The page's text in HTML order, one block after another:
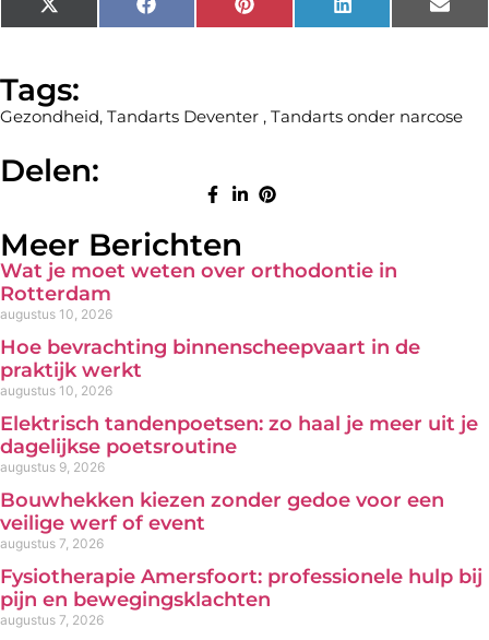
X
(Twitter)
Facebook Pinterest LinkedIn
Tags:
Gezondheid, Tandarts Deventer , Tandarts onder narcose
Delen:
Meer Berichten
Wat je moet weten over orthodontie in
Rotterdam
augustus 10, 2026
Hoe bevrachting binnenscheepvaart in de
praktijk werkt
augustus 10, 2026
Elektrisch tandenpoetsen: zo haal je meer uit je
dagelijkse poetsroutine
augustus 9, 2026
Bouwhekken kiezen zonder gedoe voor een
veilige werf of event
augustus 7, 2026
Fysiotherapie Amersfoort: professionele hulp bij
pijn en bewegingsklachten
augustus 7, 2026